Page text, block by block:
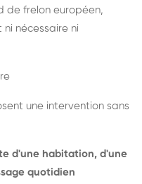
de frelon européen,
ni nécessaire ni
une intervention sans
d'une habitation, d'une
quotidien